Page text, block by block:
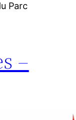
Parc
–